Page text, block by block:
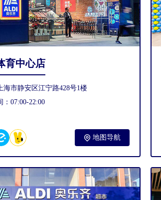
育中心店
海市静安区江宁路428号1楼
：07:00-22:00
地图导航